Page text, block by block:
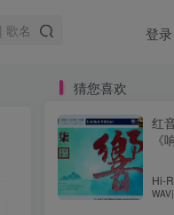
登录
猜您喜欢
红
《
Hi-